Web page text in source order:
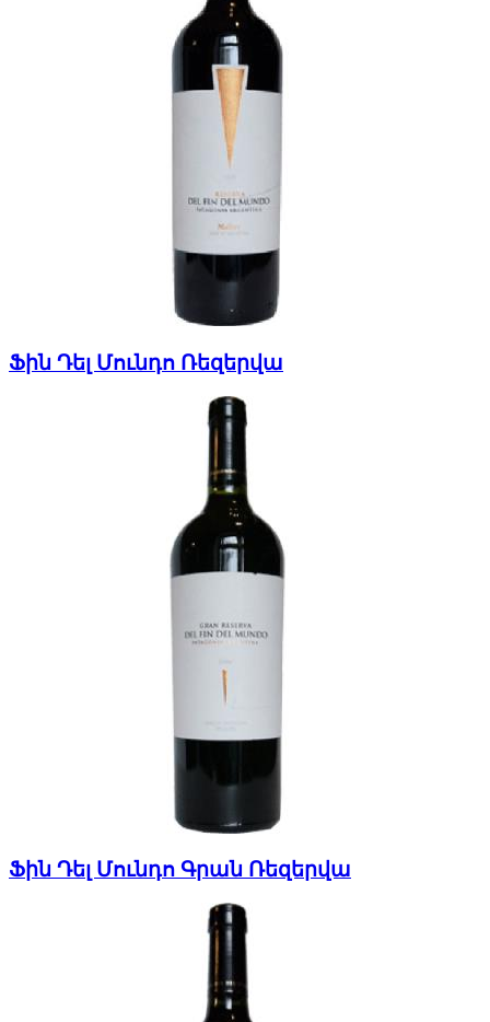
Ֆին Դել Մունդո Ռեզերվա
Ֆին Դել Մունդո Գրան Ռեզերվա